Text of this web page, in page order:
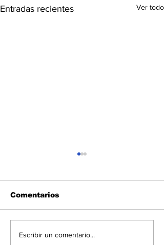
Entradas recientes Ver todo
Serfimex Capital
Comentarios
Escribir un comentario...